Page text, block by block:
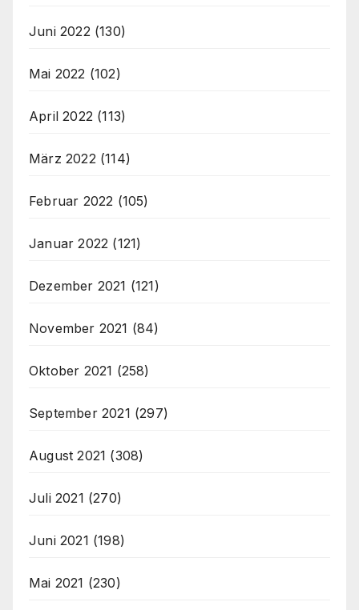
Juni 2022 (130)
Mai 2022 (102)
April 2022 (113)
März 2022 (114)
Februar 2022 (105)
Januar 2022 (121)
Dezember 2021 (121)
November 2021 (84)
Oktober 2021 (258)
September 2021 (297)
August 2021 (308)
Juli 2021 (270)
Juni 2021 (198)
Mai 2021 (230)